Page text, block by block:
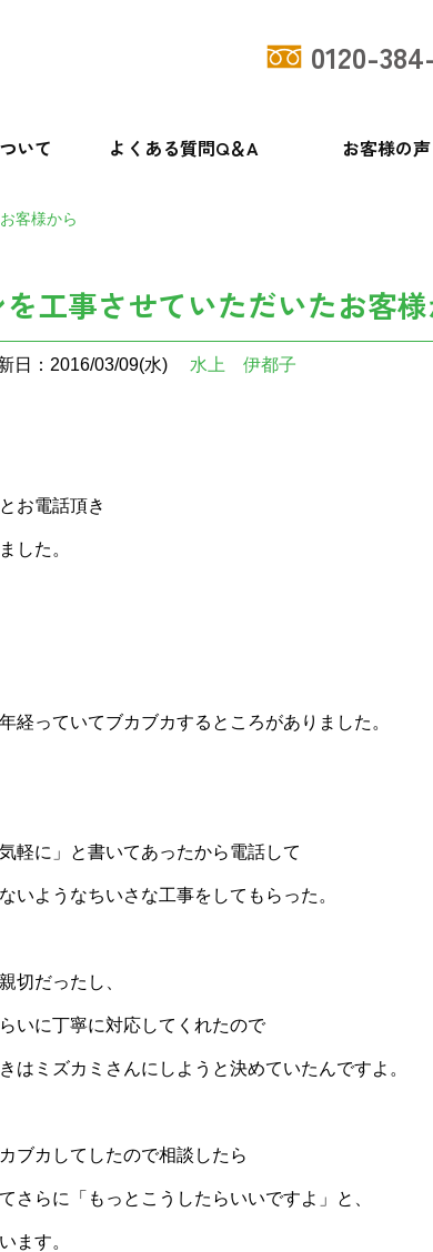
0120-
いて よくある質問Q＆A お客様の声
客様から
工事させていただいたお客
日：2016/03/09(水) 水上 伊都子
お電話頂き
した。
経っていてブカブカするところがありました。
軽に」と書いてあったから電話して
いようなちいさな工事をしてもらった。
切だったし、
いに丁寧に対応してくれたので
はミズカミさんにしようと決めていたんですよ。
ブカしてしたので相談したら
さらに「もっとこうしたらいいですよ」と、
ます。